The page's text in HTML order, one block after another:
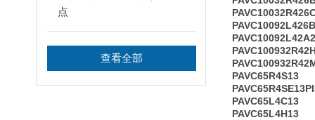
点
查看全部
PAVC65R4S13
PAVC65L4C13
PAVC65L4H13